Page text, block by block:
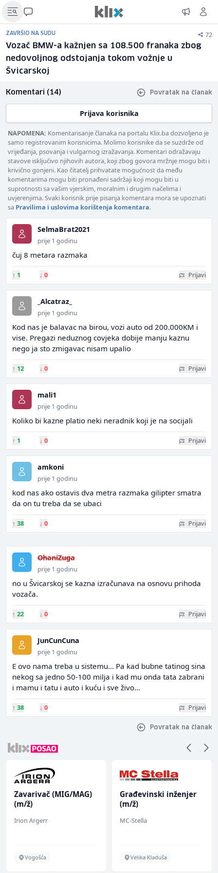
ZAVRŠIO NA SUDU 72
Vozač BMW-a kažnjen sa 108.500 franaka zbog
nedovoljnog odstojanja tokom vožnje u
Švicarskoj
Komentari (14) Povratak na članak
Prijava korisnika
NAPOMENA: Komentarisanje članaka na portalu Klix.ba dozvoljeno je
samo registrovanim korisnicima. Molimo korisnike da se suzdrže od
vrijeđanja, psovanja i vulgarnog izražavanja. Komentari odražavaju
stavove isključivo njihovih autora, koji zbog govora mržnje mogu biti i
krivično gonjeni. Kao čitatelj prihvatate mogućnost da među
komentarima mogu biti pronađeni sadržaji koji mogu biti u
suprotnosti sa vašim vjerskim, moralnim i drugim načelima i
uvjerenjima. Svaki korisnik prije pisanja komentara mora se upoznati
sa Pravilima i uslovima korištenja komentara.
SelmaBrat2021
prije 1 godinu
čuj 8 metara razmaka
↑ 1 ↓ 0 Prijavi
_Alcatraz_
prije 1 godinu
Kod nas je balavac na birou, vozi auto od 200.000KM i
vise. Pregazi neduznog covjeka dobije manju kaznu
nego ja sto zmigavac nisam upalio
↑ 12 ↓ 0 Prijavi
mali1
prije 1 godinu
Koliko bi kazne platio neki neradnik koji je na socijali
↑ 1 ↓ 0 Prijavi
amkoni
prije 1 godinu
kod nas ako ostavis dva metra razmaka gilipter smatra
da on tu treba da se ubaci
↑ 38 ↓ 0 Prijavi
OhaniZuga
prije 1 godinu
no u Švicarskoj se kazna izračunava na osnovu prihoda
vozača.
↑ 22 ↓ 0 Prijavi
JunCunCuna
prije 1 godinu
E ovo nama treba u sistemu... Pa kad bubne tatinog sina
nekog sa jedno 50-100 milja i kad mu onda tata zabrani
i mamu i tatu i auto i kuću i sve živo...
↑ 38 ↓ 0 Prijavi
Povratak na članak
Zavarivač (MIG/MAG)
(m/ž)
Irion Argerr
Vogošća
Građevinski inženjer
(m/ž)
MC-Stella
Velika Kladuša